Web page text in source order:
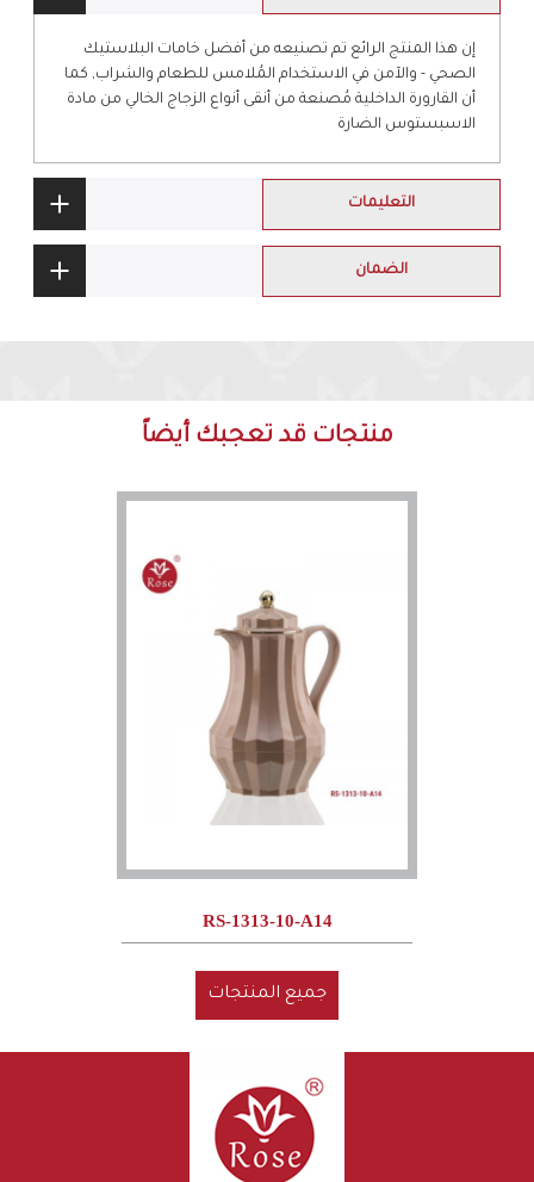
إن هذا المنتج الرائع تم تصنيعه من أفضل خامات البلاستيك
الصحي - والآمن في الاستخدام المُلامس للطعام والشراب, كما
أن القارورة الداخلية مُصنعة من أنقى أنواع الزجاج الخالي من مادة
الاسبستوس الضارة
التعليمات
الضمان
منتجات قد تعجبك أيضاً
RS-1313-10-A14
جميع المنتجات